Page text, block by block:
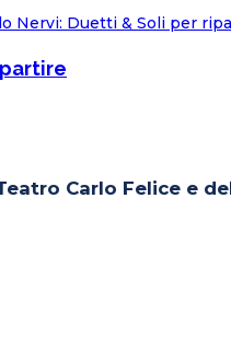
Carlo Felice e